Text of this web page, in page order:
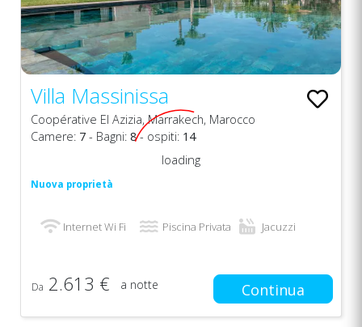
Villa Massinissa
Coopérative El Azizia, Marrakech, Marocco
Camere: 7 - Bagni: 8- ospiti: 14
Nuova proprietà
loading
Internet Wi Fi Piscina Privata Jacuzzi
Da 2.613 € a notte Continua